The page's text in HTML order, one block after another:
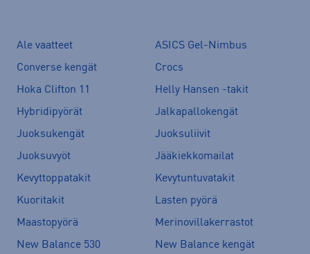
Ale vaatteet
ASICS Gel-Nimbus
Converse kengät
Crocs
Hoka Clifton 11
Helly Hansen -takit
Hybridipyörät
Jalkapallokengät
Juoksukengät
Juoksuliivit
Juoksuvyöt
Jääkiekkomailat
Kevyttoppatakit
Kevytuntuvatakit
Kuoritakit
Lasten pyörä
Maastopyörä
Merinovillakerrastot
New Balance 530
New Balance kengät